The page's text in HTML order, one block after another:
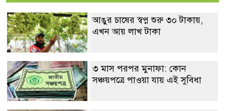
আঙুর চাষের স্বপ্ন শুরু ৩০ টাকায়,
এখন আয় লাখ টাকা
৩ মাস পরপর মুনাফা: কোন
সঞ্চয়পত্রে পাওয়া যায় এই সুবিধা